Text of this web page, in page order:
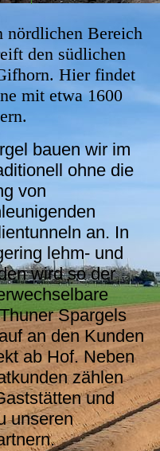
nördlichen Bereich
den südlichen
Hier findet
mit etwa 1600
bauen wir im
ohne die
von
an. In
lehm- und
wird so der
Spargels
an den Kunden
ab Hof. Neben
zählen
und
unseren